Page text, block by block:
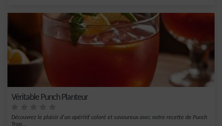
Véritable Punch Planteur
Découvrez le plaisir d'un apéritif coloré et savoureux avec notre recette de Punch
Trop...